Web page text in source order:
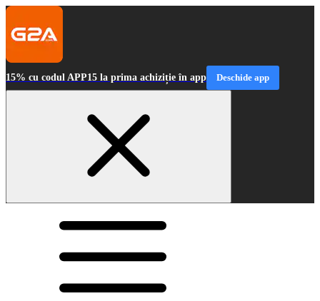
15% cu codul APP15 la prima achiziție în app Deschide app